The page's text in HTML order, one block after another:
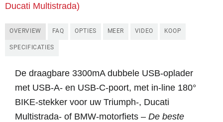
Ducati Multistrada)
OVERVIEW FAQ OPTIES MEER VIDEO KOOP
SPECIFICATIES
De draagbare 3300mA dubbele USB-oplader
met USB-A- en USB-C-poort, met in-line 180°
BIKE-stekker voor uw Triumph-, Ducati
Multistrada- of BMW-motorfiets – De beste